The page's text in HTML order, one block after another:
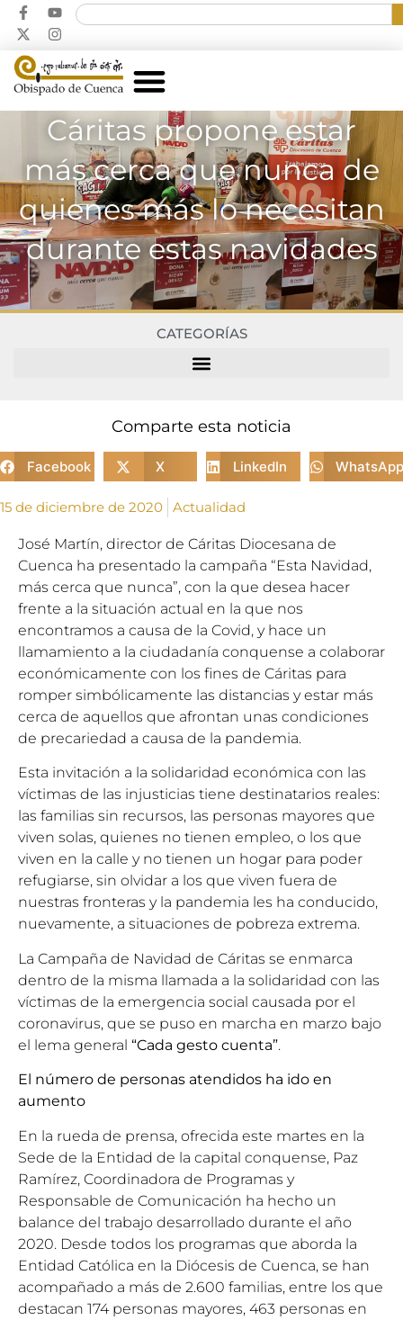
Cáritas propone estar
más cerca que nunca de
quienes más lo necesitan
durante estas navidades
CATEGORÍAS
Comparte esta noticia
Facebook X LinkedIn WhatsApp
15 de diciembre de 2020 Actualidad
José Martín, director de Cáritas Diocesana de
Cuenca ha presentado la campaña “Esta Navidad,
más cerca que nunca”, con la que desea hacer
frente a la situación actual en la que nos
encontramos a causa de la Covid, y hace un
llamamiento a la ciudadanía conquense a colaborar
económicamente con los fines de Cáritas para
romper simbólicamente las distancias y estar más
cerca de aquellos que afrontan unas condiciones
de precariedad a causa de la pandemia.
Esta invitación a la solidaridad económica con las
víctimas de las injusticias tiene destinatarios reales:
las familias sin recursos, las personas mayores que
viven solas, quienes no tienen empleo, o los que
viven en la calle y no tienen un hogar para poder
refugiarse, sin olvidar a los que viven fuera de
nuestras fronteras y la pandemia les ha conducido,
nuevamente, a situaciones de pobreza extrema.
La Campaña de Navidad de Cáritas se enmarca
dentro de la misma llamada a la solidaridad con las
víctimas de la emergencia social causada por el
coronavirus, que se puso en marcha en marzo bajo
el lema general “Cada gesto cuenta”.
El número de personas atendidos ha ido en
aumento
En la rueda de prensa, ofrecida este martes en la
Sede de la Entidad de la capital conquense, Paz
Ramírez, Coordinadora de Programas y
Responsable de Comunicación ha hecho un
balance del trabajo desarrollado durante el año
2020. Desde todos los programas que aborda la
Entidad Católica en la Diócesis de Cuenca, se han
acompañado a más de 2.600 familias, entre los que
destacan 174 personas mayores, 463 personas en